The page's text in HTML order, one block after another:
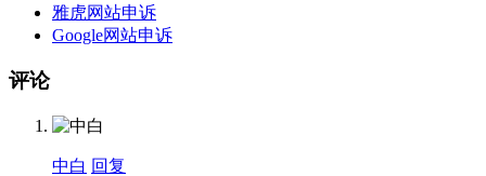
雅虎网站申诉
Google网站申诉
评论
中白 回复